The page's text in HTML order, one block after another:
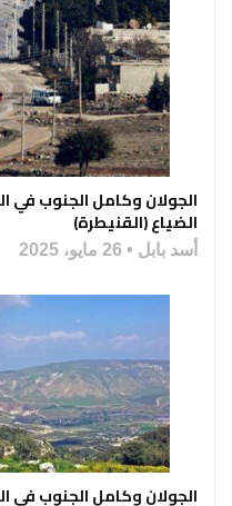
الضياع (القنيطرة)
أسد بابل 26 مايو، 2025
الجولان وكامل الجنوب في